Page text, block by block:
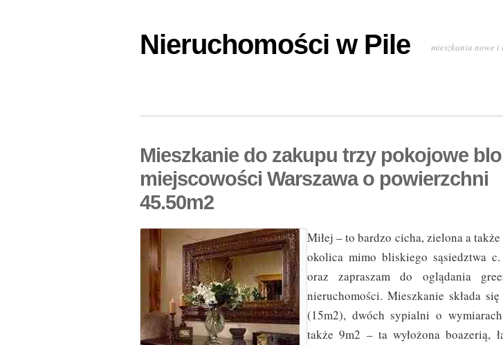
Nieruchomości w Pile mieszkania nowe i
Mieszkanie do zakupu trzy pokojowe
miejscowości Warszawa o powierzchni
45.50m2
Miłej – to bardzo cicha, zielona a
okolica mimo bliskiego sąsiedztwa c.
oraz zapraszam do oglądania
nieruchomości. Mieszkanie składa
(15m2), dwóch sypialni o
także 9m2 – ta wyłożona boazerią,